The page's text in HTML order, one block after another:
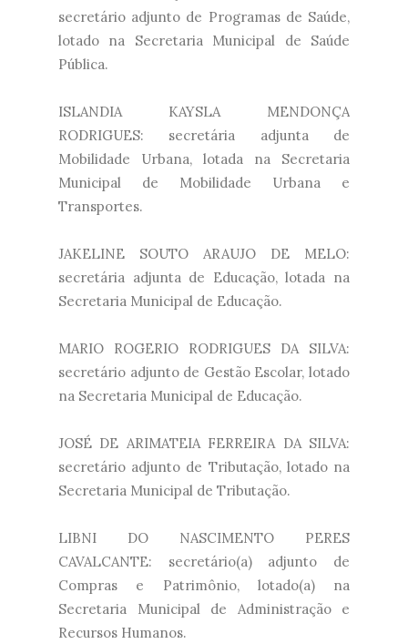
secretário adjunto de Programas de Saúde,
lotado na Secretaria Municipal de Saúde
Pública.
ISLANDIA KAYSLA MENDONÇA
RODRIGUES: secretária adjunta de
Mobilidade Urbana, lotada na Secretaria
Municipal de Mobilidade Urbana e
Transportes.
JAKELINE SOUTO ARAUJO DE MELO:
secretária adjunta de Educação, lotada na
Secretaria Municipal de Educação.
MARIO ROGERIO RODRIGUES DA SILVA:
secretário adjunto de Gestão Escolar, lotado
na Secretaria Municipal de Educação.
JOSÉ DE ARIMATEIA FERREIRA DA SILVA:
secretário adjunto de Tributação, lotado na
Secretaria Municipal de Tributação.
LIBNI DO NASCIMENTO PERES
CAVALCANTE: secretário(a) adjunto de
Compras e Patrimônio, lotado(a) na
Secretaria Municipal de Administração e
Recursos Humanos.